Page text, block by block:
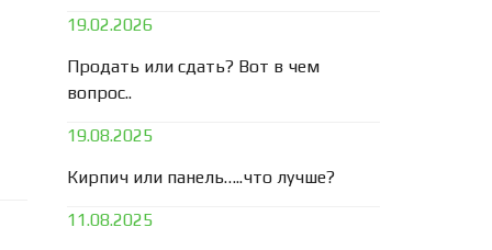
19.02.2026
Продать или сдать? Вот в чем
вопрос..
19.08.2025
Кирпич или панель…..что лучше?
11.08.2025